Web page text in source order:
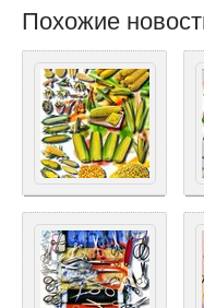
Похожие